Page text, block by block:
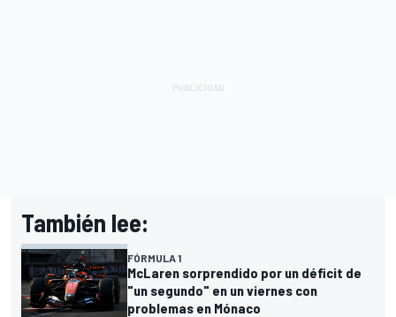
También lee:
FÓRMULA 1
McLaren sorprendido por un déficit de
"un segundo" en un viernes con
problemas en Mónaco